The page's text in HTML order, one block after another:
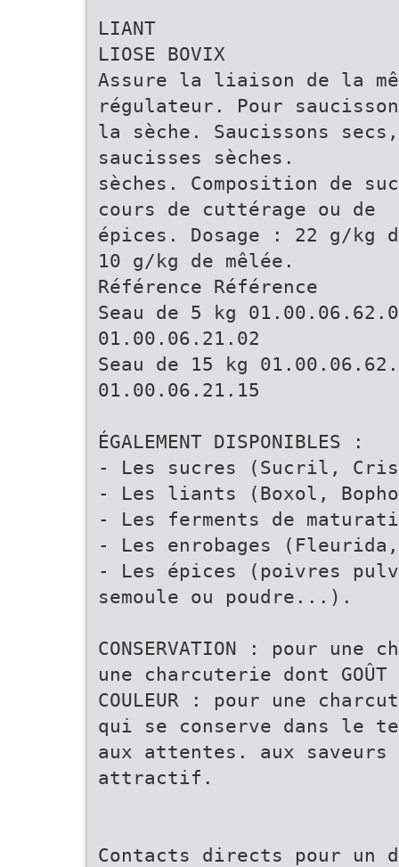
LIANT
LIOSE BOVIX
Assure la liaison de la
régulateur. Pour
la sèche. Saucissons
saucisses sèches.
sèches. Composition de
cours de cuttérage ou de
épices. Dosage : 22 g/kg
10 g/kg de mêlée.
Référence Référence
Seau de 5 kg
01.00.06.21.02
Seau de 15 kg
01.00.06.21.15
ÉGALEMENT DISPONIBLES :
- Les sucres (Sucril,
- Les liants (Boxol,
- Les ferments de
- Les enrobages
- Les épices (poivres
semoule ou poudre...).
CONSERVATION : pour une
une charcuterie dont
COULEUR : pour une
qui se conserve dans le
aux attentes. aux saveurs
attractif.
Contacts directs pour un